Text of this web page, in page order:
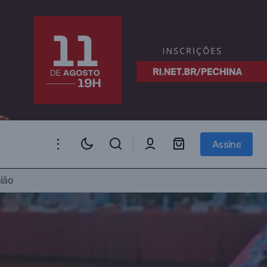
Assine
Passa Pelas
está cheia de exemplos como esse – e os
resultados são devastadores.